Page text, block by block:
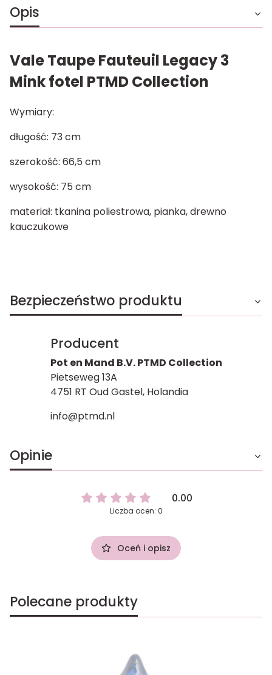
Opis
Vale Taupe Fauteuil Legacy 3
Mink fotel PTMD Collection
Wymiary:
długość: 73 cm
szerokość: 66,5 cm
wysokość: 75 cm
materiał: tkanina poliestrowa, pianka, drewno
kauczukowe
Bezpieczeństwo produktu
Producent
Pot en Mand B.V. PTMD Collection
Pietseweg 13A
4751 RT Oud Gastel, Holandia
info@ptmd.nl
Opinie
0.00
Liczba ocen: 0
Oceń i opisz
Polecane produkty